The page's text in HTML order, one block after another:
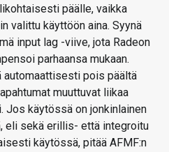
päälle, vaikka
valittu käyttöön aina. Syynä
input lag -viive, jota Radeon
parhaansa mukaan.
pois päältä
muuttuvat liikaa
Jos käytössä on jonkinlainen
eli sekä erillis- että integroitu
käytössä, pitää AFMF:n